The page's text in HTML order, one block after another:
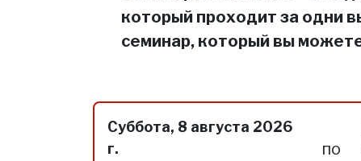
который проходит за одни
семинар, который вы
Суббота, 8 августа 2026
г.
по